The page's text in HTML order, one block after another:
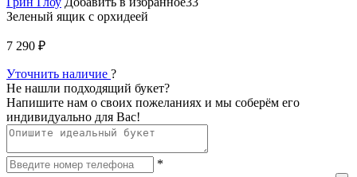
Зеленый ящик с орхидеей
7 290 ₽
Уточнить наличие ?
Не нашли подходящий букет?
Напишите нам о своих пожеланиях и мы соберём его
индивидуально для Вас!
*